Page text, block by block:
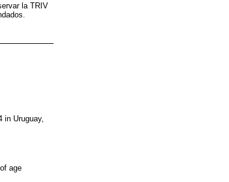
la TRIV
in Uruguay,
age